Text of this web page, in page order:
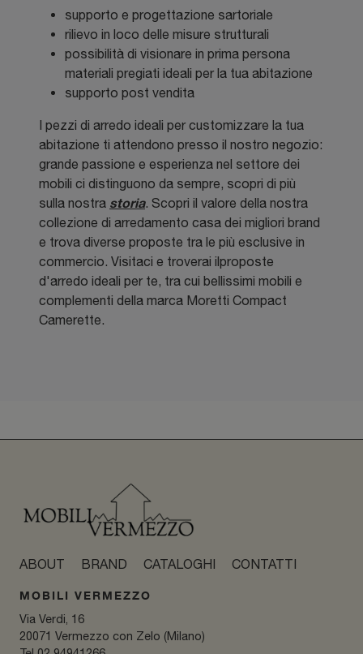
supporto e progettazione sartoriale
rilievo in loco delle misure strutturali
possibilità di visionare in prima persona
materiali pregiati ideali per la tua abitazione
supporto post vendita
I pezzi di arredo ideali per customizzare la tua
abitazione ti attendono presso il nostro negozio:
grande passione e esperienza nel settore dei
mobili ci distinguono da sempre, scopri di più
sulla nostra storia. Scopri il valore della nostra
collezione di arredamento casa dei migliori brand
e trova diverse proposte tra le più esclusive in
commercio. Visitaci e troverai ilproposte
d'arredo ideali per te, tra cui bellissimi mobili e
complementi della marca Moretti Compact
Camerette.
ABOUT BRAND CATALOGHI CONTATTI
MOBILI VERMEZZO
Via Verdi, 16
20071 Vermezzo con Zelo (Milano)